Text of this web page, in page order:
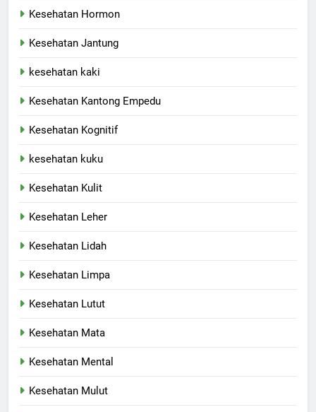
Kesehatan Hormon
Kesehatan Jantung
kesehatan kaki
Kesehatan Kantong Empedu
Kesehatan Kognitif
kesehatan kuku
Kesehatan Kulit
Kesehatan Leher
Kesehatan Lidah
Kesehatan Limpa
Kesehatan Lutut
Kesehatan Mata
Kesehatan Mental
Kesehatan Mulut